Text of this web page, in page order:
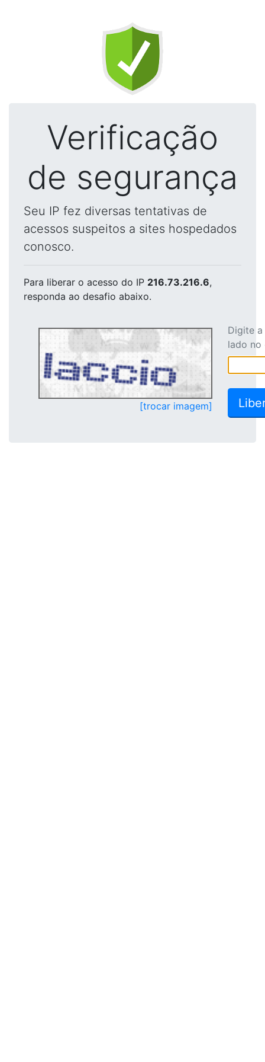
Verificação
de segurança
Seu IP fez diversas tentativas de
acessos suspeitos a sites hospedados
conosco.
Para liberar o acesso do IP 216.73.216.6,
responda ao desafio abaixo.
[trocar imagem]
Digite
lado no